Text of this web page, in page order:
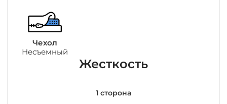
Чехол
Несъемный
Жесткость
1 сторона